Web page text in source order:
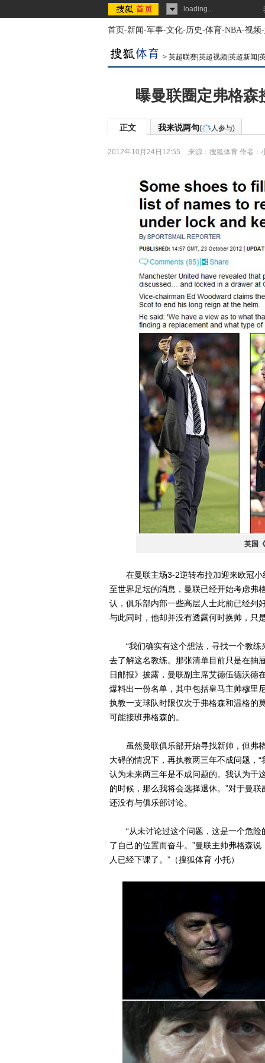
loading...
首页-新闻-军事-文化-历史-体育-NBA-视频-
> 英超联赛|英超视频|英超新闻|
曝曼联圈定弗格森
正文 我来说两句( 人参与)
2012年10月24日12:55 来源： 搜狐体育 作者：
英国
在曼联主场3-2逆转布拉加迎来欧冠小
至世界足坛的消息，曼联已经开始考虑弗
认，俱乐部内部一些高层人士此前已经列
与此同时，他却并没有透露何时换帅，只
“我们确实有这个想法，寻找一个教练
去了解这名教练。那张清单目前只是在抽
日邮报》披露，曼联副主席艾德伍德沃德
爆料出一份名单，其中包括皇马主帅穆里
执教一支球队时限仅次于弗格森和温格的
可能接班弗格森的。
虽然曼联俱乐部开始寻找新帅，但弗格
大碍的情况下，再执教两三年不成问题，
认为未来两三年是不成问题的。我认为干
的时候，那么我将会选择退休。”对于曼
还没有与俱乐部讨论。
“从未讨论过这个问题，这是一个危险
了自己的位置而奋斗。”曼联主帅弗格森
人已经下课了。”（搜狐体育 小托）